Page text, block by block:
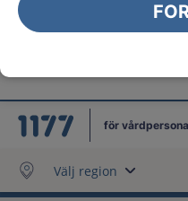
och viktig information
för
Välj region